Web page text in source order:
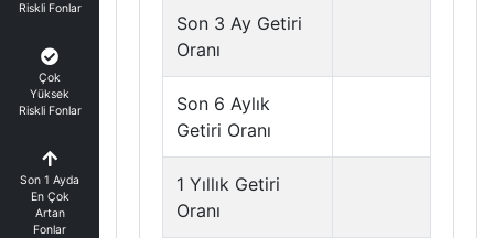
Riskli Fonlar
Çok
Yüksek
Riskli Fonlar
Son 1 Ayda
En Çok
Artan
Fonlar
Son 3 Ay Getiri
Oranı
Son 6 Aylık
Getiri Oranı
1 Yıllık Getiri
Oranı